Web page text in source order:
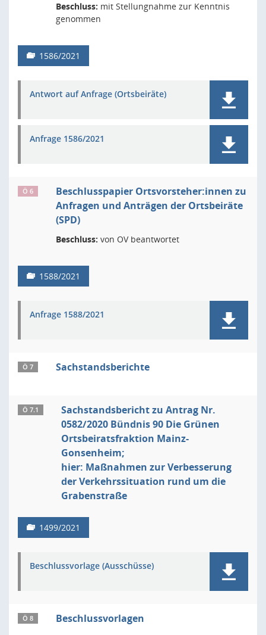
Beschluss: mit Stellungnahme zur Kenntnis
genommen
1586/2021
Antwort auf Anfrage (Ortsbeiräte)
Anfrage 1586/2021
Ö 6
Beschlusspapier Ortsvorsteher:innen zu
Anfragen und Anträgen der Ortsbeiräte
(SPD)
Beschluss: von OV beantwortet
1588/2021
Anfrage 1588/2021
Ö 7 Sachstandsberichte
Ö 7.1
Sachstandsbericht zu Antrag Nr.
0582/2020 Bündnis 90 Die Grünen
Ortsbeiratsfraktion Mainz-
Gonsenheim;
hier: Maßnahmen zur Verbesserung
der Verkehrssituation rund um die
Grabenstraße
1499/2021
Beschlussvorlage (Ausschüsse)
Ö 8 Beschlussvorlagen